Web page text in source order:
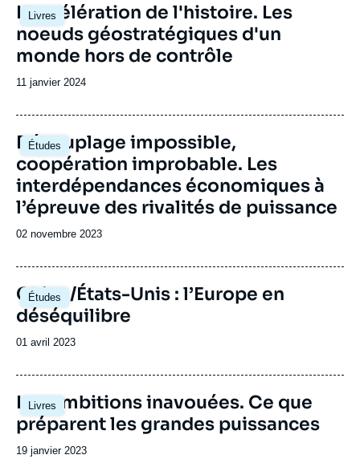
Livres
Image
principale
L'accélération de l'histoire. Les
noeuds géostratégiques d'un
monde hors de contrôle
Date
publication
11 janvier 2024
Études
Image
principale
Découplage impossible,
coopération improbable. Les
interdépendances économiques à
l’épreuve des rivalités de puissance
Date
publication
02 novembre 2023
Études
Image
principale
Chine/États-Unis : l’Europe en
déséquilibre
Date
publication
01 avril 2023
Livres
Image
principale
Les ambitions inavouées. Ce que
préparent les grandes puissances
Date
19 janvier 2023